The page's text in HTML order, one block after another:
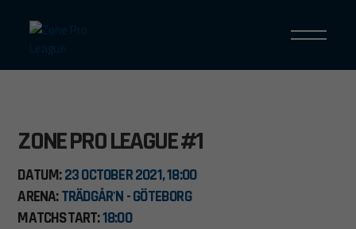
ZONE PRO LEAGUE #1
DATUM:23 OCTOBER 2021, 18:00
ARENA:TRÄDGÅR'N - GÖTEBORG
MATCHSTART:18:00